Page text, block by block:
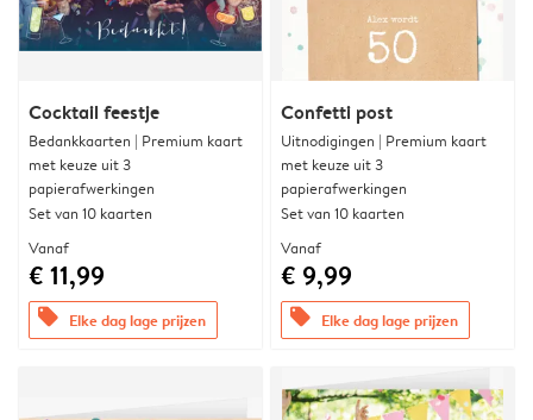
Cocktail feestje
Bedankkaarten | Premium kaart
met keuze uit 3
papierafwerkingen
Set van 10 kaarten
Vanaf
€ 11,99
offers Elke dag lage prijzen
Confetti post
Uitnodigingen | Premium kaart
met keuze uit 3
papierafwerkingen
Set van 10 kaarten
Vanaf
€ 9,99
offers Elke dag lage prijzen